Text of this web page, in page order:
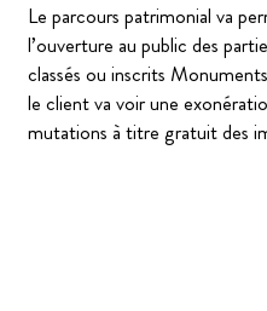
Le parcours patrimonial va
l’ouverture au public des
classés ou inscrits
le client va voir une
mutations à titre gratuit des